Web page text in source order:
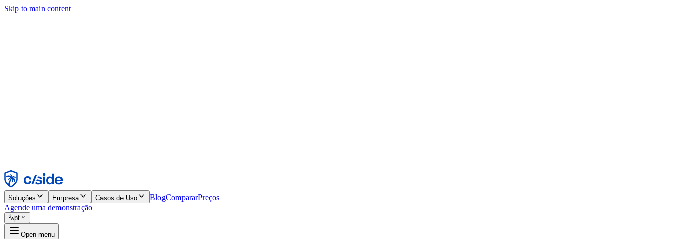
Skip to main content
Rejeitar
Soluções Empresa Casos de Uso BlogCompararPreços
Agende uma demonstração
pt
Open menu